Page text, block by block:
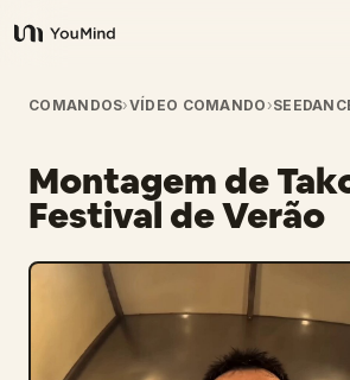
YouMind
Visão Geral
Casos de Uso
Habilidades
Prompts
COMANDOS›VÍDEO COMANDO ›
Montagem de
Festival de Verão